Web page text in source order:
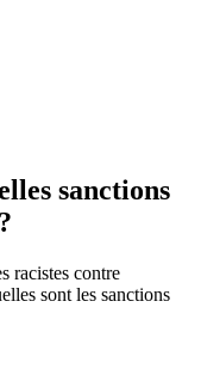
sanctions
racistes contre
sont les sanctions